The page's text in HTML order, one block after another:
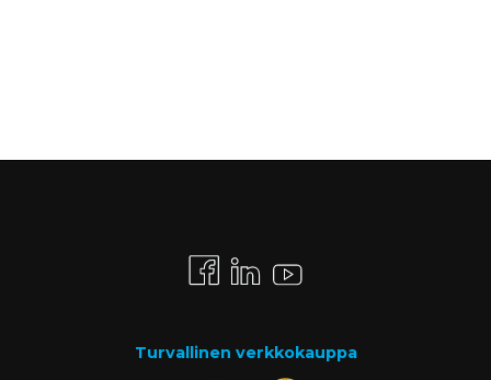
Turvallinen verkkokauppa